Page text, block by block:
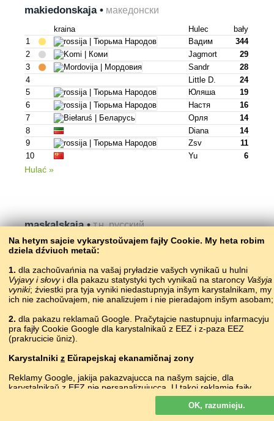
makiedonskaja • македонски
kraina Hulec
bały
1
Вадим
344
2
Jagmort
29
3
Sandr
28
4
Little D.
24
5
Юляша
19
6
Настя
16
7
Орля
14
8
Diana
14
9
Zsv
11
10
Yu 6
Hulać »
maskalskaja • т.н. русский
kraina Hulec
bały
1
2
Горький
519
3
516
4
Zsv
504
Русандрофил
6
Nigger
308
7
Sanitizer
301
8
9
Logan/логан
Hulać »
Na hetym sajcie vykarystoŭvajem fajły Cookie. My heta robim
dziela dźviuch metaŭ:
1. dla zachoŭvańnia na vašaj pryładzie vašych vynikaŭ u hulni
Vyjavy i słovyi dla pakazu statystyki tych vynikaŭ na staroncy Vašyja
vyniki; źviestki pra tyja vyniki niedastupnyja inšym karystalnikam, my
ich nie zachoŭvajem, nie analizujem i nie pieradajom inšym asobam;
2. dla pakazu reklamaŭ Google. Pračytajcie nastupnuju infarmacyju
pra fajły Cookie Google dla karystalnikaŭ z EEZ i z-paza EEZ
(prakrucicie ŭniz).
Karystalniki z Eŭrapejskaj ekanamičnaj zony
Reklamy Google, jakija pakazvajucca na našym sajcie, dla
karystalnikaŭ z EEZ nie persanalizujucca. U takoj reklamie fajły
cookie nie vykarystoŭvajucca dla persanalizacyi abjavaŭ, ale słužać
dla abmiežavańnia častaty pakazaŭ, padrych­toŭki zvodnych
spravazdač, a taksama dla abarony ad machlarstva i złoŭžyvańnia.
OK, razumieju.